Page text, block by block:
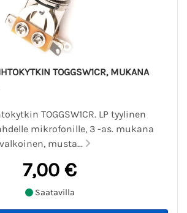
TOGGSW1CR, MUKANA
TOGGSW1CR. LP tyylinen
mikrofonille, 3 -as. mukana
musta...
7,00 €
Saatavilla